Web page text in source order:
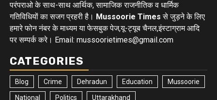
परंपराओ के साथ-साथ आर्थिक, सामाजिक राजनीतिक व धार्मिक
गतिविधियों का सजग प्रहरी है। Mussoorie Times से जुड़ने के लिए
हमारे फोन नंबर के माध्यम या फेसबुक पेज,यू-ट्यूब चैनल,इंस्टाग्राम आदि
पर सम्पर्क करे। Email: mussoorietimes@gmail.com
CATEGORIES
Blog Crime Dehradun Education Mussoorie
National Politics Uttarakhand